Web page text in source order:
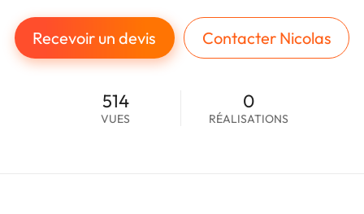
Recevoir un devis Contacter Nicolas
514
VUES
0
RÉALISATIONS